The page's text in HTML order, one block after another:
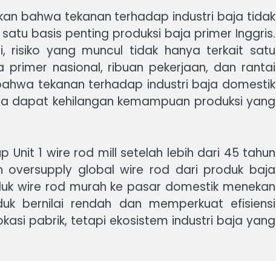
bahwa tekanan terhadap industri baja tidak
basis penting produksi baja primer Inggris.
risiko yang muncul tidak hanya terkait satu
nasional, ribuan pekerjaan, dan rantai
tekanan terhadap industri baja domestik
dapat kehilangan kemampuan produksi yang
Unit 1 wire rod mill setelah lebih dari 45 tahun
oversupply global wire rod dari produk baja
wire rod murah ke pasar domestik menekan
bernilai rendah dan memperkuat efisiensi
pabrik, tetapi ekosistem industri baja yang